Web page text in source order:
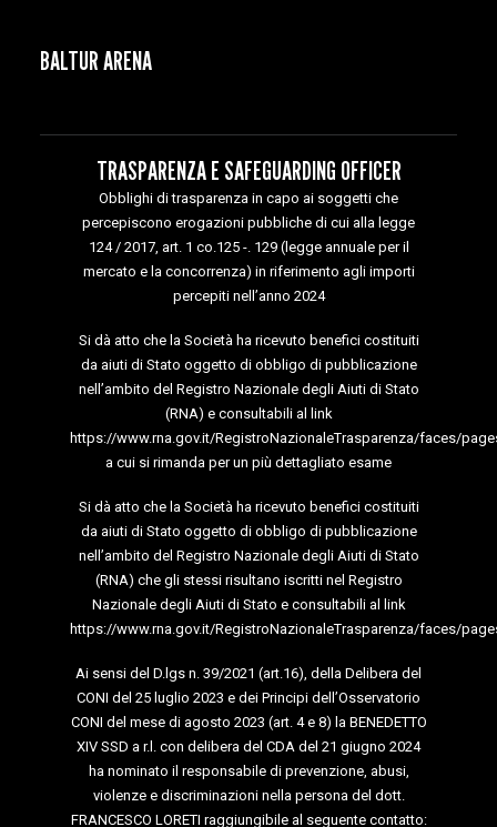
BALTUR ARENA
TRASPARENZA E SAFEGUARDING OFFICER
Obblighi di trasparenza in capo ai soggetti che
percepiscono erogazioni pubbliche di cui alla legge
124 / 2017, art. 1 co.125 -. 129 (legge annuale per il
mercato e la concorrenza) in riferimento agli importi
percepiti nell’anno 2024
Si dà atto che la Società ha ricevuto benefici costituiti
da aiuti di Stato oggetto di obbligo di pubblicazione
nell’ambito del Registro Nazionale degli Aiuti di Stato
(RNA) e consultabili al link
https://www.rna.gov.it/RegistroNazionaleTrasparenza/faces/
a cui si rimanda per un più dettagliato esame
Si dà atto che la Società ha ricevuto benefici costituiti
da aiuti di Stato oggetto di obbligo di pubblicazione
nell’ambito del Registro Nazionale degli Aiuti di Stato
(RNA) che gli stessi risultano iscritti nel Registro
Nazionale degli Aiuti di Stato e consultabili al link
https://www.rna.gov.it/RegistroNazionaleTrasparenza/faces/
Ai sensi del D.lgs n. 39/2021 (art.16), della Delibera del
CONI del 25 luglio 2023 e dei Principi dell’Osservatorio
CONI del mese di agosto 2023 (art. 4 e 8) la BENEDETTO
XIV SSD a r.l. con delibera del CDA del 21 giugno 2024
ha nominato il responsabile di prevenzione, abusi,
violenze e discriminazioni nella persona del dott.
FRANCESCO LORETI raggiungibile al seguente contatto: